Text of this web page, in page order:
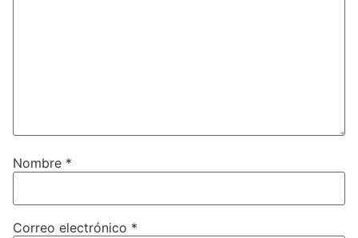
Nombre *
Correo electrónico *